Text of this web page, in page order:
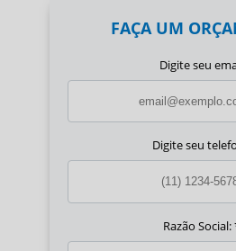
FAÇA UM
Digite seu
Digite seu
Razão Social: